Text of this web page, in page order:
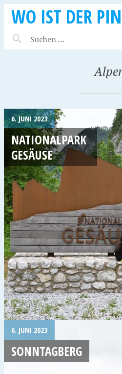
WO IST DER
6. JUNI 2023
NATIONALPARK
GESÄUSE
6. JUNI 2023
SONNTAGBERG